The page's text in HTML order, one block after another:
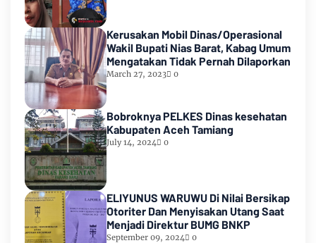
Kerusakan Mobil Dinas/Operasional
Wakil Bupati Nias Barat, Kabag Umum
Mengatakan Tidak Pernah Dilaporkan
March 27, 2023 0
Bobroknya PELKES Dinas kesehatan
Kabupaten Aceh Tamiang
July 14, 2024 0
ELIYUNUS WARUWU Di Nilai Bersikap
Otoriter Dan Menyisakan Utang Saat
Menjadi Direktur BUMG BNKP
September 09, 2024 0